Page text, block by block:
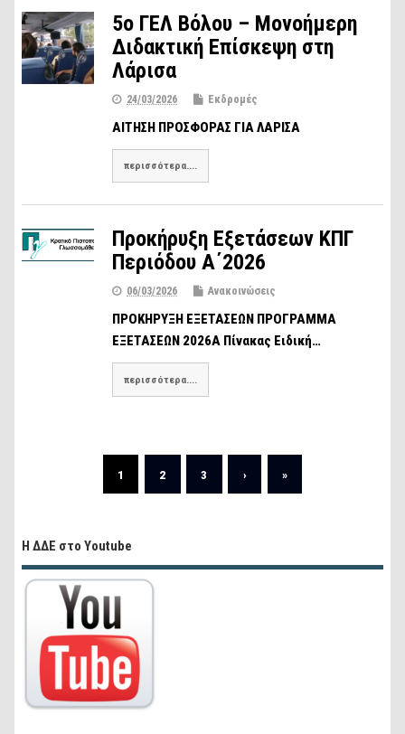
5ο ΓΕΛ Βόλου – Μονοήμερη
Διδακτική Επίσκεψη στη
Λάρισα
24/03/2026 Εκδρομές
ΑΙΤΗΣΗ ΠΡΟΣΦΟΡΑΣ ΓΙΑ ΛΑΡΙΣΑ
περισσότερα....
Προκήρυξη Εξετάσεων ΚΠΓ
Περιόδου A΄2026
06/03/2026 Ανακοινώσεις
ΠΡΟΚΗΡΥΞΗ ΕΞΕΤΑΣΕΩΝ ΠΡΟΓΡΑΜΜΑ
ΕΞΕΤΑΣΕΩΝ 2026Α Πίνακας Ειδική…
περισσότερα....
1 2 3 › »
Η ΔΔΕ στο Youtube